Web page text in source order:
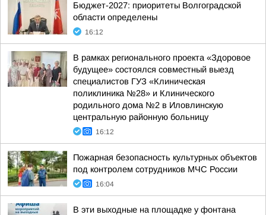
Бюджет-2027: приоритеты Волгоградской
области определены
16:12
В рамках регионального проекта «Здоровое
будущее» состоялся совместный выезд
специалистов ГУЗ «Клиническая
поликлиника №28» и Клинического
родильного дома №2 в Иловлинскую
центральную районную больницу
16:12
Пожарная безопасность культурных объектов
под контролем сотрудников МЧС России
16:04
В эти выходные на площадке у фонтана